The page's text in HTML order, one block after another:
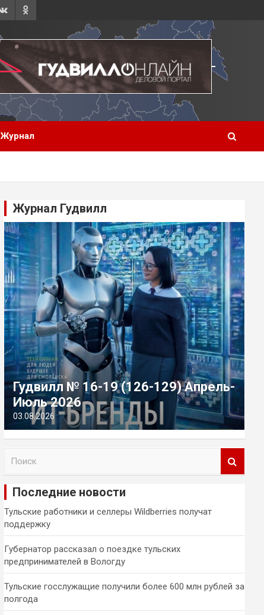
Журнал
Журнал Гудвилл
Гудвилл № 16-19 (126-129) Апрель-
Июль 2026
03.08.2026
и
Последние новости
Тульские работники и селлеры Wildberries получат
поддержку
Губернатор рассказал о поездке тульских
предпринимателей в Вологду
Тульские госслужащие получили более 600 млн рублей за
полгода